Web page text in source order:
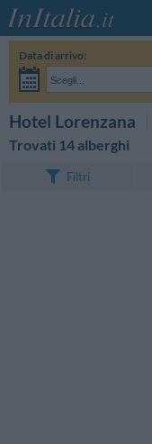
Data di arrivo:
Scegli...
Hotel Lorenzana
Trovati 14 alberghi
Filtri